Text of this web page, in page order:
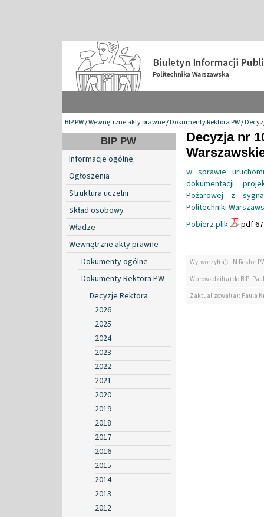
BIP PW/Wewnętrzne akty prawne/Dokumenty Rektora PW/
BIP PW
Informacje ogólne
Ogłoszenia
Struktura uczelni
Skład osobowy
Władze
Wewnętrzne akty prawne
Dokumenty ogólne
Dokumenty Rektora PW
Decyzje Rektora
2026
2025
2024
2023
2022
2021
2020
2019
2018
2017
2016
2015
2014
2013
2012
Decyzja nr
w sprawie
dokumentacji
Pożarowej z
Politechniki
Pobierz plik
pdf
Wytworzył(a): JM Rektor
Wprowadził(a) do BIP:
Zaktualizował(a): Paula